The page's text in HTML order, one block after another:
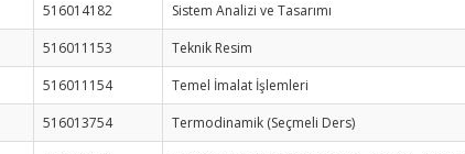
516014182 Sistem Analizi ve Tasarımı
516011153 Teknik Resim
516011154 Temel İmalat İşlemleri
516013754 Termodinamik (Seçmeli Ders)